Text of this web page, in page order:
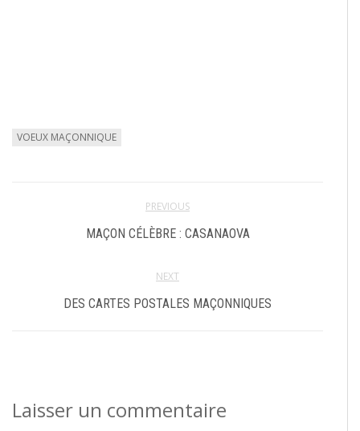
VOEUX MAÇONNIQUE
PREVIOUS
MAÇON CÉLÈBRE : CASANAOVA
NEXT
DES CARTES POSTALES MAÇONNIQUES
Laisser un commentaire